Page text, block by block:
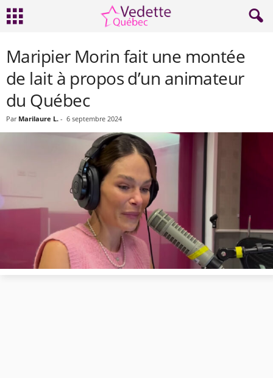
Maripier Morin fait une montée
de lait à propos d’un animateur
du Québec
Par Marilaure L. - 6 septembre 2024